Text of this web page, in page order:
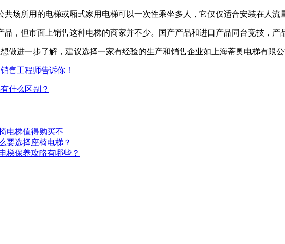
场所用的电梯或厢式家用电梯可以一次性乘坐多人，它仅仅适合安装在人流
，但市面上销售这种电梯的商家并不少。国产产品和进口产品同台竞技，
做进一步了解，建议选择一家有经验的生产和销售企业如上海蒂奥电梯有限
售工程师告诉你！
什么区别？
电梯值得购买不
要选择座椅电梯？
梯保养攻略有哪些？